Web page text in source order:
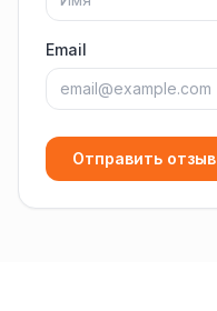
Email
Отправить отзыв